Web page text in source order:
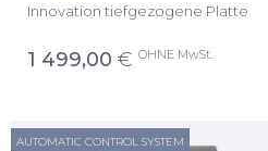
Innovation tiefgezogene Platte
1 499,00 € OHNE MwSt.
AUTOMATIC CONTROL SYSTEM